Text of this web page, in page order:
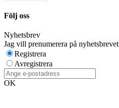
Följ oss
Nyhetsbrev
Jag vill prenumerera på nyhetsbrevet
Registrera
Avregistrera
OK